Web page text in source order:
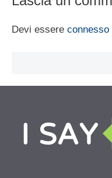
Devi essere connesso